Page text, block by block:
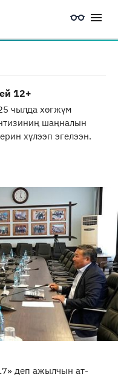
12+
чылда хөгжүм
шаңналын
хүлээп эгелээн.
деп ажылчын ат-